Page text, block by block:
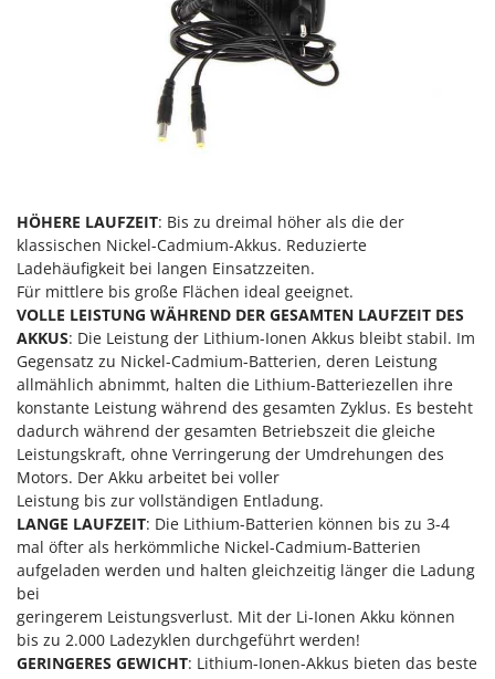
Officine Savioli
Ompagrill
Ooni
Oriental Koshin
Outdoorchef
P
Palazzetti
Palumbo Pavi
Partisani
Paterlini
Philips
Pramac
R
R.G.V.
HÖHERE LAUFZEIT: Bis zu dreimal höher als die der
klassischen Nickel-Cadmium-Akkus. Reduzierte
Ladehäufigkeit bei langen Einsatzzeiten.
Für mittlere bis große Flächen ideal geeignet.
VOLLE LEISTUNG WÄHREND DER GESAMTEN LAUFZEIT DES
AKKUS: Die Leistung der Lithium-Ionen Akkus bleibt stabil. Im
Gegensatz zu Nickel-Cadmium-Batterien, deren Leistung
allmählich abnimmt, halten die Lithium-Batteriezellen ihre
konstante Leistung während des gesamten Zyklus. Es besteht
dadurch während der gesamten Betriebszeit die gleiche
Leistungskraft, ohne Verringerung der Umdrehungen des
Motors. Der Akku arbeitet bei voller
Leistung bis zur vollständigen Entladung.
LANGE LAUFZEIT: Die Lithium-Batterien können bis zu 3-4
mal öfter als herkömmliche Nickel-Cadmium-Batterien
aufgeladen werden und halten gleichzeitig länger die Ladung
bei
geringerem Leistungsverlust. Mit der Li-Ionen Akku können
bis zu 2.000 Ladezyklen durchgeführt werden!
GERINGERES GEWICHT: Lithium-Ionen-Akkus bieten das beste